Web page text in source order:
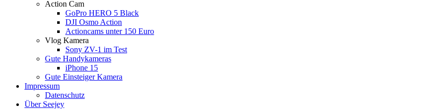
Action Cam
GoPro HERO 5 Black
DJI Osmo Action
Actioncams unter 150 Euro
Vlog Kamera
Sony ZV-1 im Test
Gute Handykameras
iPhone 15
Gute Einsteiger Kamera
Impressum
Datenschutz
Über Seejey